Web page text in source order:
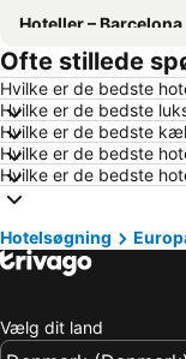
Hoteller – Barcelona
Hoteller – Alanya
Hoteller –
Hoteller – Kiel
Hoteller –
Hoteller – Silkeborg
Hoteller – Antalya
Hoteller – Fyn
Hoteller – Harzen
Ofte stillede
Hvilke er de bedste
Hvilke er de bedste
Hvilke er de bedste
Hvilke er de bedste
Hvilke er de bedste
Hotelsøgning
Vælg dit land